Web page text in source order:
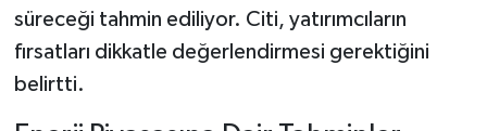
süreceği tahmin ediliyor. Citi, yatırımcıların
fırsatları dikkatle değerlendirmesi gerektiğini
belirtti.